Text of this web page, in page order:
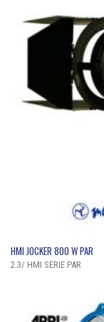
HMI JOCKER 800 W PAR
2.3/ HMI SERIE PAR